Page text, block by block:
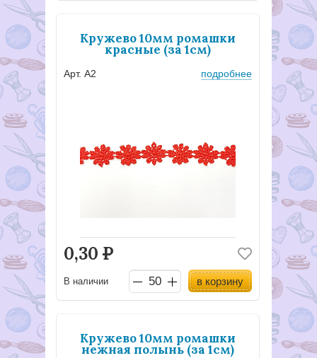
Кружево 10мм ромашки
красные (за 1см)
Арт. А2 подробнее
0,30 Р
В наличии в корзину
Кружево 10мм ромашки
нежная полынь (за 1см)